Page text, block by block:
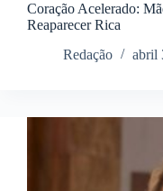
Coração Acelerado:
Reaparecer Rica
Redação
abril